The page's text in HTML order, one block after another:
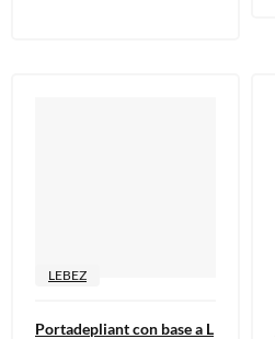
LEBEZ
Portadepliant con base a L